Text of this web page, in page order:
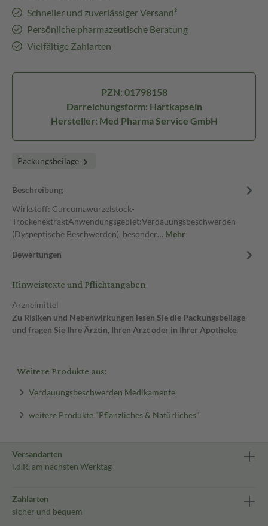
Schneller und zuverlässiger Versand³
Persönliche pharmazeutische Beratung
Vielfältige Zahlarten
PZN: 01798158
Darreichungsform: Hartkapseln
Hersteller: Med Pharma Service GmbH
Packungsbeilage
Beschreibung
Wirkstoff: Curcumawurzelstock-
TrockenextraktAnwendungsgebiet:Verdauungsbeschwerden
(Dyspeptische Beschwerden), besonder… Mehr
Bewertungen
Hinweistexte und Pflichtangaben
Arzneimittel
Zu Risiken und Nebenwirkungen lesen Sie die Packungsbeilage
und fragen Sie Ihre Ärztin, Ihren Arzt oder in Ihrer Apotheke.
Weitere Produkte aus:
Verdauungsbeschwerden Medikamente
weitere Produkte "Pflanzliches & Natürliches"
Versandarten
i.d.R. am nächsten Werktag
Zahlarten
sicher und bequem